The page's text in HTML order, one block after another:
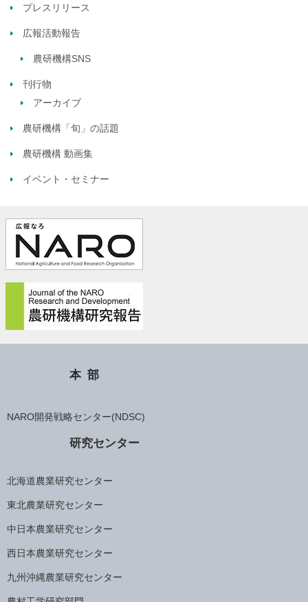
プレスリリース
広報活動報告
農研機構SNS
刊行物
アーカイブ
農研機構「旬」の話題
農研機構 動画集
イベント・セミナー
本部
NARO開発戦略センター(NDSC)
研究センター
北海道農業研究センター
東北農業研究センター
中日本農業研究センター
西日本農業研究センター
九州沖縄農業研究センター